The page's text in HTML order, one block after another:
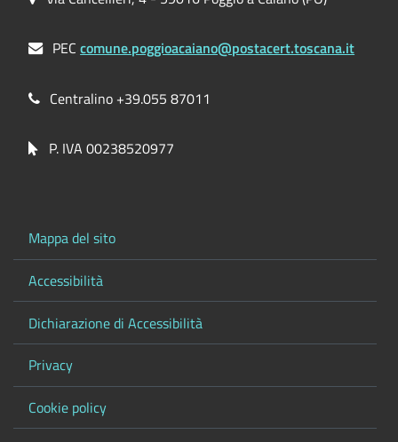
PECcomune.poggioacaiano@postacert.toscana.it
Centralino +39.055 87011
P. IVA 00238520977
Mappa del sito
Accessibilità
Dichiarazione di Accessibilità
Privacy
Cookie policy